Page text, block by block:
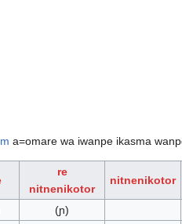
a=omare wa iwanpe ikasma
re
nitnenikotor
nitnenikotor
(ɲ)